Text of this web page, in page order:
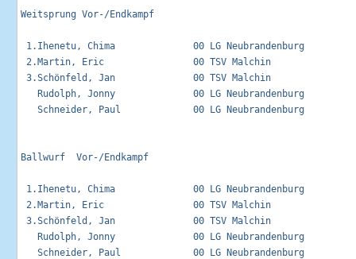
Weitsprung Vor-/Endkampf
1.Ihenetu, Chima              00 LG
2.Martin, Eric                00 TSV Malchin
3.Schönfeld, Jan              00 TSV Malchin
Rudolph, Jonny              00 LG Neubrandenburg
Schneider, Paul             00 LG Neubrandenburg
Ballwurf  Vor-/Endkampf
1.Ihenetu, Chima              00 LG Neubrandenburg
2.Martin, Eric                00 TSV Malchin
3.Schönfeld, Jan              00 TSV Malchin
Rudolph, Jonny              00 LG Neubrandenburg
Schneider, Paul             00 LG Neubrandenburg